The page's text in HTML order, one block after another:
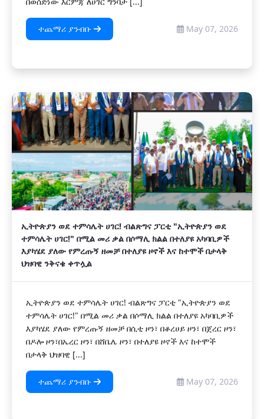
ተጨማሪ ያንብቡ May 07, 2026
ኢትዮጵያን ወደ ተምሳሌት ሀገር! ብልጽግና ፓርቲ "ኢትዮጵያን ወደ
ተምሳሌት ሀገር!" በሚል መሪ ቃል በሶማሊ ክልል በተለያዩ አካባቢዎች
እያካሄደ ያለው የምረጡኝ ዘመቻ በተለያዩ ዞኖች እና ከተሞች በታላቅ
ህዝባዊ ንቅናቄ ቀጥሏል
ኢትዮጵያን ወደ ተምሳሌት ሀገር! ብልጽግና ፓርቲ "ኢትዮጵያን ወደ
ተምሳሌት ሀገር!" በሚል መሪ ቃል በሶማሊ ክልል በተለያዩ አካባቢዎች
እያካሄደ ያለው የምረጡኝ ዘመቻ በሲቲ ዞን፣ በቆረሀይ ዞን፣ በጀረር ዞን፣
በዶሎ ዞን፣በኤረር ዞን፣ በሸቤሌ ዞን፣ በተለያዩ ዞኖች እና ከተሞች
በታላቅ ህዝባዊ [...]
ተጨማሪ ያንብቡ May 07, 2026